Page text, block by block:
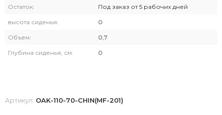
Остаток: Под заказ от 5 рабочих дней
высота сиденья: 0
Объем: 0,7
Глубина сиденья, см: 0
Артикул: OAK-110-70-CHIN(MF-201)